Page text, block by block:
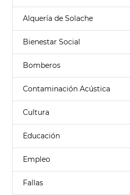
Alquería de Solache
Bienestar Social
Bomberos
Contaminación Acústica
Cultura
Educación
Empleo
Fallas